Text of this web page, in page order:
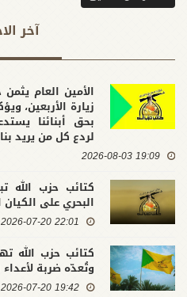
آخر
الأمين العام
زيارة الأربعين،
بحق أبنائنا
لردع كل من يريد
19:09 2026-08-03
كتائب حزب الله
البحري على
22:01 2026-07-20
كتائب حزب الله
وتُعدّه ضربة
19:42 2026-07-20